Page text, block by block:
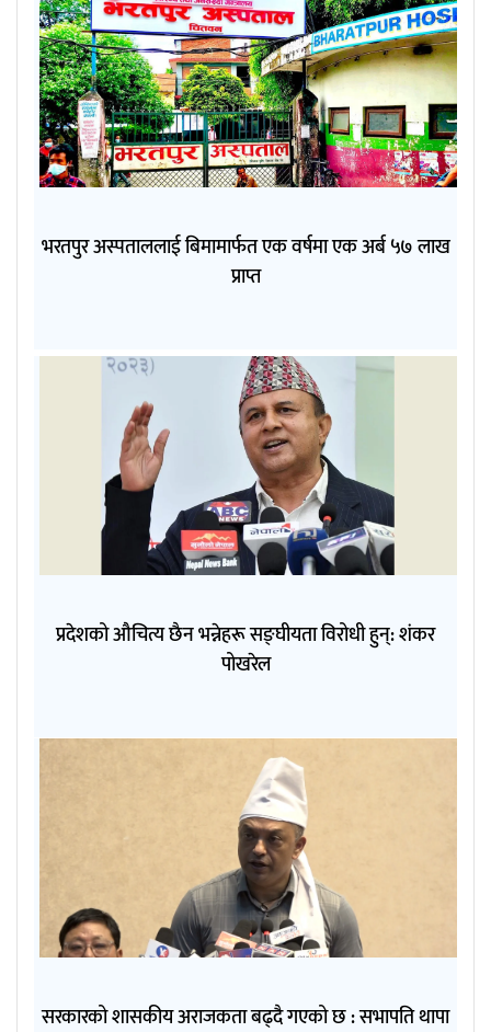
भरतपुर अस्पताललाई बिमामार्फत एक वर्षमा एक अर्ब ५७ लाख
प्राप्त
प्रदेशको औचित्य छैन भन्नेहरू सङ्घीयता विरोधी हुन्: शंकर
पोखरेल
सरकारको शासकीय अराजकता बढ्दै गएको छ : सभापति थापा